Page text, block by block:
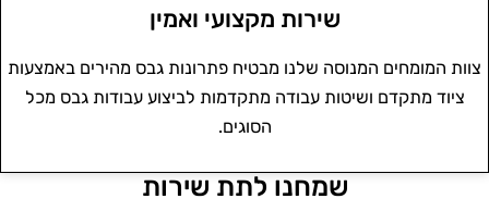
שירות מקצועי ואמין
צוות המומחים המנוסה שלנו מבטיח פתרונות גבס מהירים באמצעות
ציוד מתקדם ושיטות עבודה מתקדמות לביצוע עבודות גבס מכל
הסוגים.
שמחנו לתת שירות